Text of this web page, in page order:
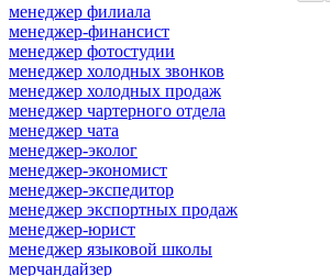
менеджер филиала
менеджер-финансист
менеджер фотостудии
менеджер холодных звонков
менеджер холодных продаж
менеджер чартерного отдела
менеджер чата
менеджер-эколог
менеджер-экономист
менеджер-экспедитор
менеджер экспортных продаж
менеджер-юрист
менеджер языковой школы
мерчандайзер